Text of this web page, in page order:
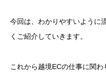
今回は、わかりやすいように
くご紹介していきます。
これから越境ECの仕事に関